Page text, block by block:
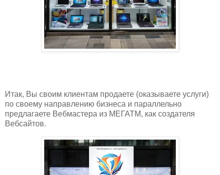
Итак, Вы своим клиентам продаете (оказываете услуги)
по своему направлению бизнеса и параллельно
предлагаете Вебмастера из МЕГАТМ, как создателя
Вебсайтов.